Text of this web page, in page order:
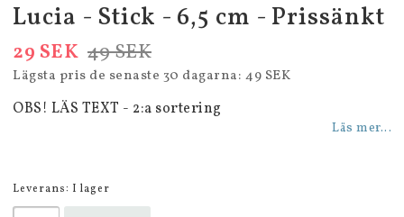
Lucia - Stick - 6,5 cm - Prissänkt
49 SEK
29 SEK
Lägsta pris de senaste 30 dagarna 49 SEK
OBS! LÄS TEXT - 2:a sortering
Läs mer...
Leverans: I lager